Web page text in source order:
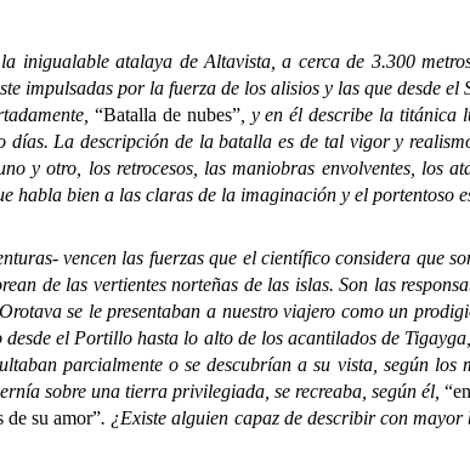
atalaya de Altavista, a cerca de 3.300 metros
impulsadas por la fuerza de los alisios y las que desde el
“Batalla de nubes”, y en él describe la titánica
días. La descripción de la batalla es de tal vigor y
y otro, los retrocesos, las maniobras envolventes, los
habla bien a las claras de la imaginación y el portentoso
vencen las fuerzas que el científico considera que
de las vertientes norteñas de las islas. Son las
se le presentaban a nuestro viajero como un
el Portillo hasta lo alto de los acantilados de
parcialmente o se descubrían a su vista, según
sobre una tierra privilegiada, se recreaba, según él,
de su amor”. ¿Existe alguien capaz de describir con